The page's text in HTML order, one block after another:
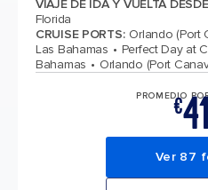
VIAJE DE IDA Y VUELTA DESDE
Florida
CRUISE PORTS: Orlando (Port
Las Bahamas
Perfect Day at
Bahamas
Orlando (Port
PROMEDIO
€
Ver 87